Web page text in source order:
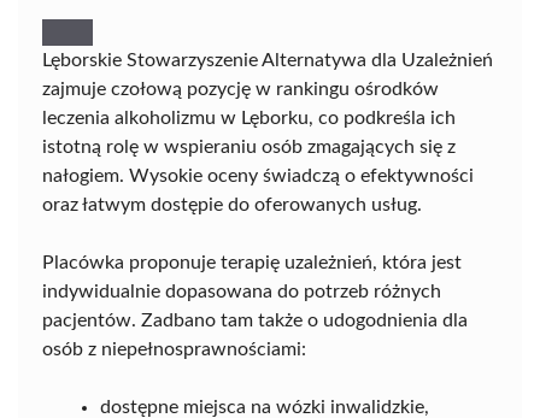
Lęborskie Stowarzyszenie Alternatywa dla Uzależnień
zajmuje czołową pozycję w rankingu ośrodków
leczenia alkoholizmu w Lęborku, co podkreśla ich
istotną rolę w wspieraniu osób zmagających się z
nałogiem. Wysokie oceny świadczą o efektywności
oraz łatwym dostępie do oferowanych usług.
Placówka proponuje terapię uzależnień, która jest
indywidualnie dopasowana do potrzeb różnych
pacjentów. Zadbano tam także o udogodnienia dla
osób z niepełnosprawnościami:
dostępne miejsca na wózki inwalidzkie,